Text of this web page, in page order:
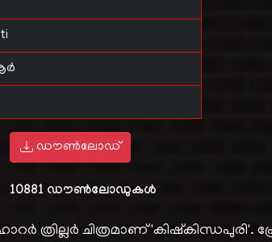
ഡൗൺലോഡ്
10881 ഡൗൺലോഡുകൾ
ത്രില്ലർ ചിത്രമാണ് 'കിഷ്കിന്ധപുരി'.